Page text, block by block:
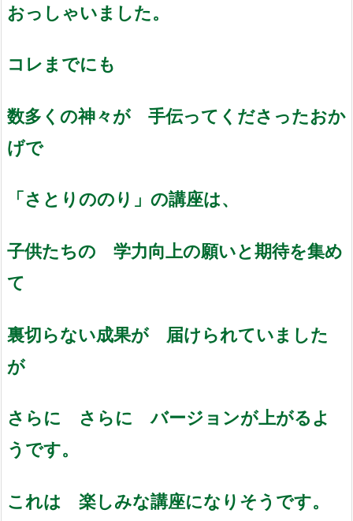
おっしゃいました。
コレまでにも
数多くの神々が 手伝ってくださったおか
げで
「さとりののり」の講座は、
子供たちの 学力向上の願いと期待を集め
て
裏切らない成果が 届けられていました
が
さらに さらに バージョンが上がるよ
うです。
これは 楽しみな講座になりそうです。